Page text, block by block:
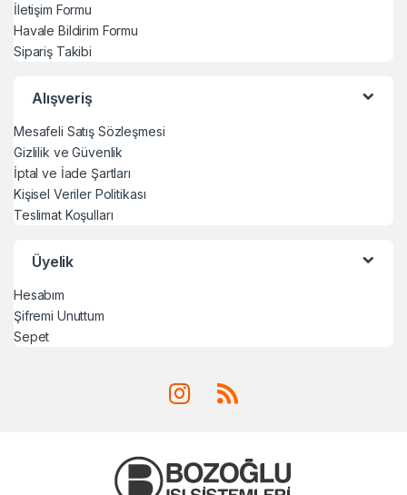
İletişim Formu
Havale Bildirim Formu
Sipariş Takibi
Alışveriş
Mesafeli Satış Sözleşmesi
Gizlilik ve Güvenlik
İptal ve İade Şartları
Kişisel Veriler Politikası
Teslimat Koşulları
Üyelik
Hesabım
Şifremi Unuttum
Sepet